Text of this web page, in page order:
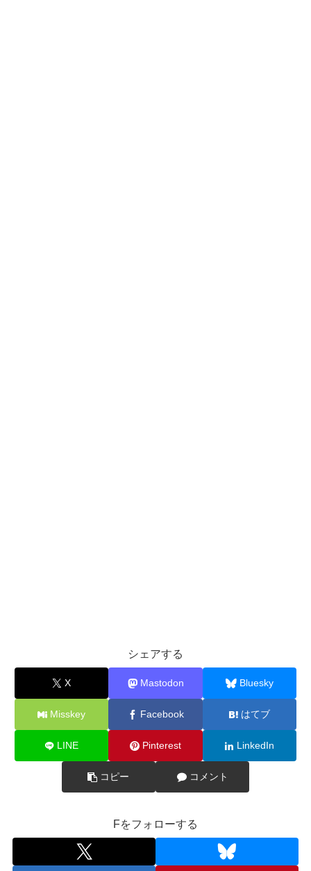
シェアする
X Mastodon Bluesky
Misskey Facebook はてブ
LINE Pinterest LinkedIn
コピー コメント
Fをフォローする